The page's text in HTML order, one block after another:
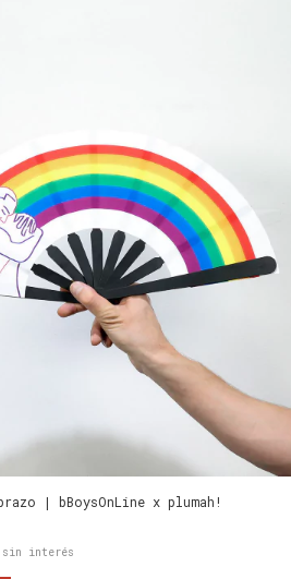
| bBoysOnLine x plumah!
sin interés